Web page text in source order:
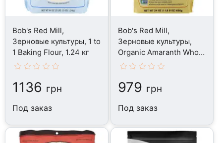
Bob's Red Mill,
Зерновые культуры, 1 to
1 Baking Flour, 1.24 кг
1136 грн
Под заказ
Bob's Red Mill,
Зерновые культуры,
Organic Amaranth Whole
Grain, 680 г
979 грн
Под заказ